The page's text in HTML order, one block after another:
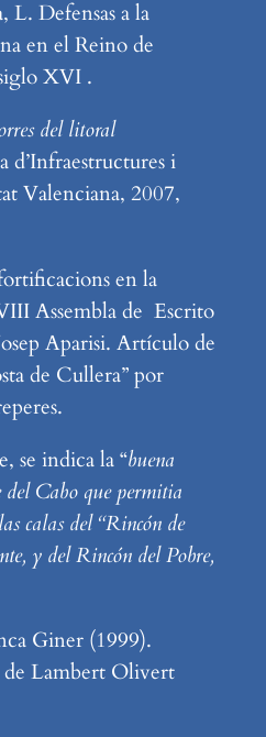
L. Defensas a la
en el Reino de
XVI .
del litoral
d’Infraestructures i
Valenciana, 2007,
en la
Assembla de Escrito
Aparisi. Artículo de
de Cullera” por
se indica la “buena
del Cabo que permitia
calas del “Rincón de
y del Rincón del Pobre,
Giner (1999).
de Lambert Olivert